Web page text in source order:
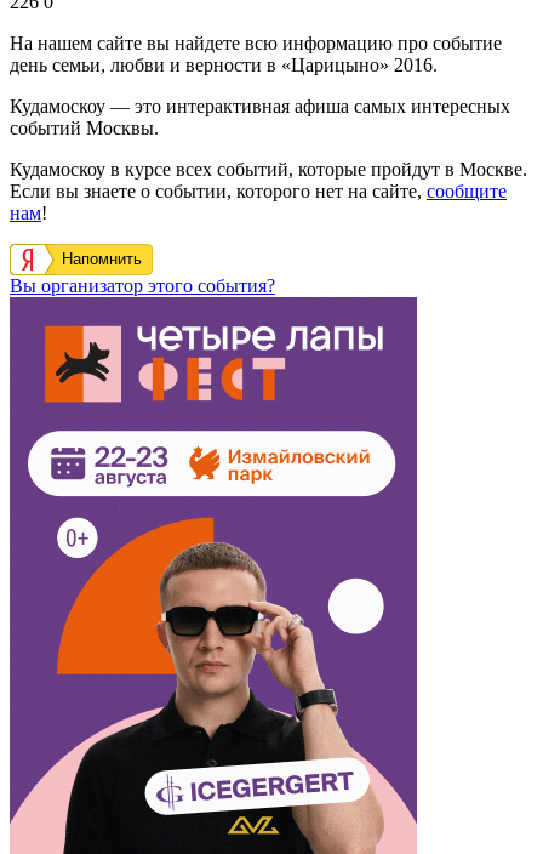
На нашем сайте вы найдете всю информацию про событие
день семьи, любви и верности в «Царицыно» 2016.
Кудамоскоу — это интерактивная афиша самых интересных
событий Москвы.
Кудамоскоу в курсе всех событий, которые пройдут в Москве.
Если вы знаете о событии, которого нет на сайте, сообщите
нам!
Напомнить
Вы организатор этого события?